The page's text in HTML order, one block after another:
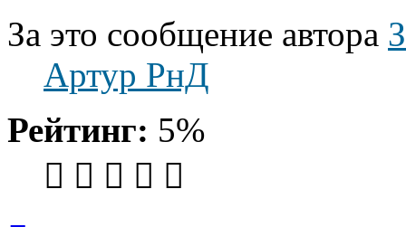
За это сообщение автора
Артур РнД
Рейтинг: 5%